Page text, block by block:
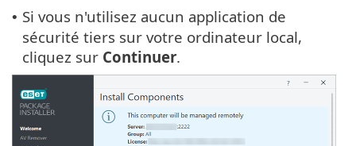
• Si vous n'utilisez aucun application de
sécurité tiers sur votre ordinateur local,
cliquez sur Continuer.